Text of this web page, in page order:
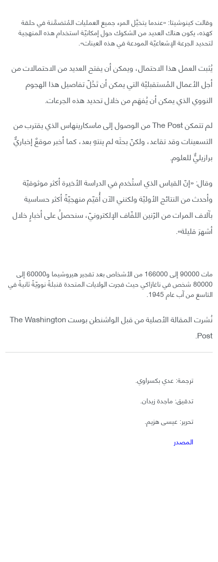
وقالت كينوشيتا: «عندما يتخيَّل المرء جميع العمليات المُتضمَّنة في حلقة
كهذه، يكون هناك العديد من الشكوك حول إمكانيّة استخدام هذه المنهجية
لتحديد الجرعة الإشعاعيّة المودعة في هذه العينات».
يُثبت العمل هذا الاحتمال، ويمكن أن يفتح العديد من الاحتمالات من
أجل الأعمال المُستقبليّة التي يمكن أن تَحُلّ تفاصيل هذا الهجوم
النووي الذي يمكن أن يُفهَم من خلال تحديد هذه الجرعات.
لم تتمكن The Post من الوصول إلى ماسكارينهاس الذي يقترب من
التسعينات وقد تقاعد، ولكنّ بحثَه لم ينتهِ بعد، كما أخبر موقعٌ إخباريٌّ
برازيليٌّ للعلوم.
وقال: «إنّ القياس الذي استُخدم في الدراسة الأخيرة أكثر موثوقيّة
وأحدث من النتائج الأوليّة ولكنني الآن أُقيّم منهجيّةً أكثر حساسية
بآلاف المرات من الرّنين اللفّاف الإلكترونيّ، سنحصلُ على أخبارٍ خلال
أشهرَ قليلة».
مات 90000 إلى 166000 من الأشخاص بعد تفجير هيروشيما و60000 إلى
80000 شخص في ناغازاكي حيث فجرت الولايات المتحدة قنبلةً نوويّةً ثانيةً في
التاسع من آب عام 1945.
نُشرت المقالة الأصلية من قبل الواشنطن بوست The Washington
Post.
ترجمة: عدي بكسراوي.
تدقيق: ماجدة زيدان.
تحرير: عيسى هزيم.
المصدر